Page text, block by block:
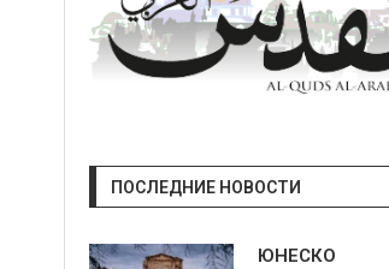
ПОСЛЕДНИЕ НОВОСТИ
ЮНЕСКО